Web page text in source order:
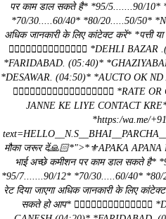
पर काम डाल सकते है* *95/5.......90/
*70/30.....60/40* *80/20.....50/50*
अधिक जानकारी के लिए कांटेक्ट करें* *पत्ती
👇🏻👇🏻👇🏻👇🏻👇🏻👇🏻👇🏻 *DEHLI
*FARIDABAD. (05:40)*
*DESAWAR. (04:50)* *AUCTO OK
☝🏻☝🏻☝🏻☝🏻☝🏻☝🏻☝🏻☝🏻☝🏻 *RATE
JANNE KE LIYE CONTACT
*https:/wa.me/
मौका जरूर दें🙏🏻*">*⚜️APAKA
भाई अच्छे कमीशन पर काम डाल सकते है*
*95/7.......90/12* *70/30.....60/40*
रेट दिया जाएगा अधिक जानकारी के लिए
सकते हो आप*